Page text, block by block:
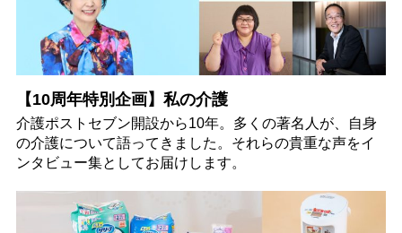
【10周年特別企画】私の介護
介護ポストセブン開設から10年。多くの著名人が、自身
の介護について語ってきました。それらの貴重な声をイ
ンタビュー集としてお届けします。